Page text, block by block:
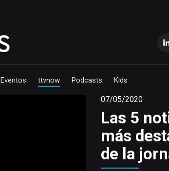
Eventos ttvnow Podcasts Kids
07/05/2020
Las 5
más
de la